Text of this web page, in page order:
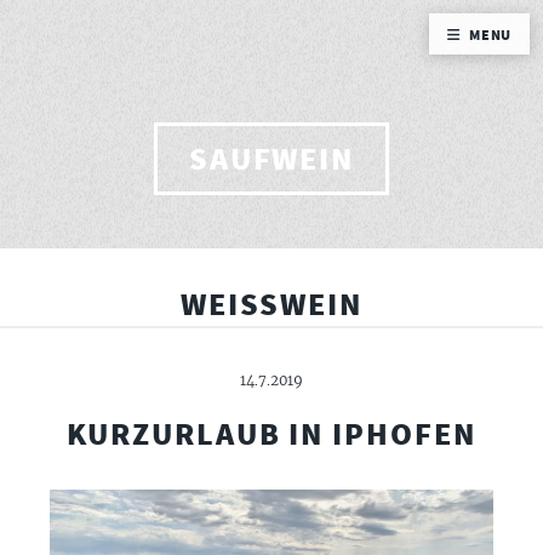
SAUFWEIN
WEISSWEIN
14.7.2019
KURZURLAUB IN IPHOFEN
MENU